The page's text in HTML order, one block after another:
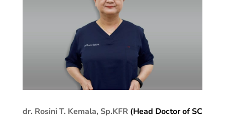
dr. Rosini T. Kemala, Sp.KFR(Head Doctor of SC